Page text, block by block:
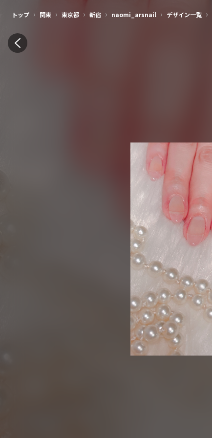
トップ › 関東 › 東京都 › 新宿 › naomi_arsnail › デザイン一覧 ›